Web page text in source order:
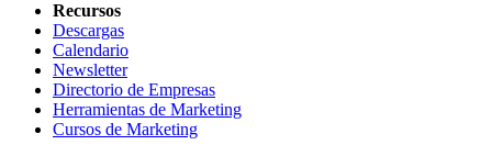
Recursos
Descargas
Calendario
Newsletter
Directorio de Empresas
Herramientas de Marketing
Cursos de Marketing